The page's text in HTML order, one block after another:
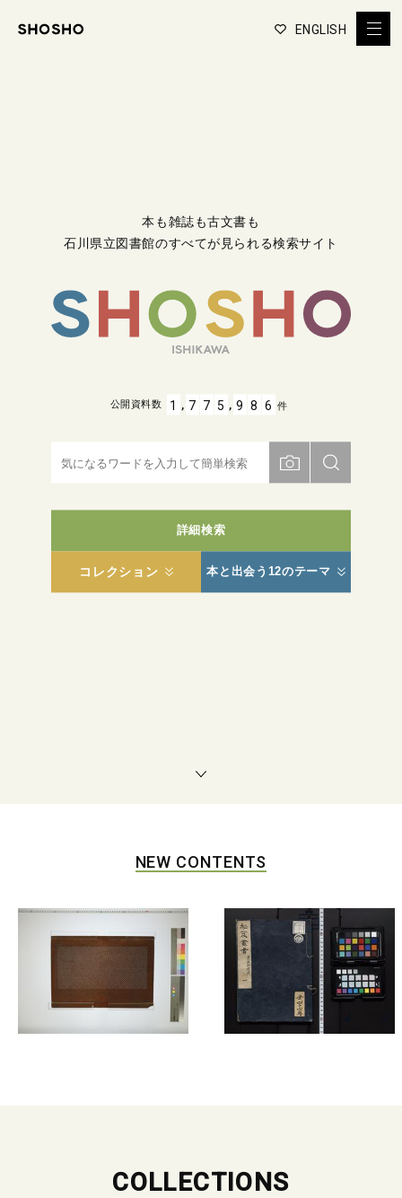
ENGLISH
本も雑誌も古文書も
石川県立図書館のすべてが見られる検索サイト
詳細検索
コレクション 本と出会う12のテーマ
公開資料数 1 , 7 7 5 , 9 8 6 件
NEW CONTENTS
COLLECTIONS